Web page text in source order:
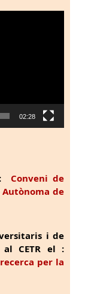
02:28
Conveni de
de
i de
al CETR el :
per la